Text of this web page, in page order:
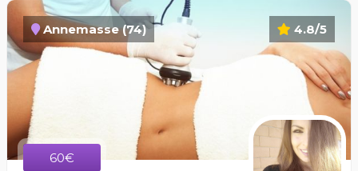
4.8/5
Annemasse (74)
60€